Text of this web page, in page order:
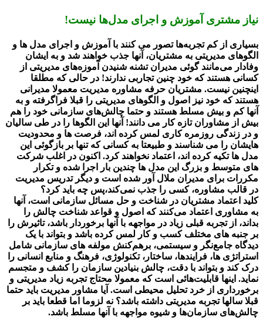
نیاز مشتری آموزش و اجرای مدل‌ها نیست!
بسیاری از کم تجربه‌ها تصور می کنند با آموزش و اجرای مدل ها و
الگوهای مدیریتی به مشتریان، آنها جذب خواهند شد و به ایشان
وفادار می‌مانند گوئی مدیران تشنه شنیدن آموزه‌های مدیریتی از
کسانی هستند که خود چنین تجاربی ندارند!‌ در حالی که مطلقا
اینچنین نیست. مشتریان حرفه مشاوره مدیریت معمولا مدیرانی
هستند که خود نیز اصول و الگوهای مدیریتی را قبلا فراگرفته و به
آنها کم و بیش مسلط هستند و حتما چالش‌های سازمانی خود را هم
بیش از مشاوران تازه کار می دانند! آنها این الگوها را در طی سالیان
و در زندگی روزمره کاری لمس کرده اند، فرصت ها و محدودیت
هایشان را می شناسند و طبیعتا به کسانی که تنها بر بازگوئی این
مدل ها تکیه کرده اند، اعتماد نخواهند کرد. اکنون در اغلب شرکت
های متوسط و بزرگ این مدل ها چندین بار اجرا شده و تکرار
مکررات برای مدیران ملال آور شده است و دیگر تدریس مدیریت
در قالب مشاوره، کسی را جذب نمی‌کند،پس چه باید کرد؟
کلید اعتماد مشتریان در شناخت و حل مسائل سازمانی است، آنها
به مشاوری اعتماد می‌کنند که اصول و قواعد شناخت چالش را
بداند، از تجربه قبلی زیاد در مواجهه با آنها برخوردار باشد، تاثیرش را
بر جنبه های مختلف کسب و کار لمس کرده باشد و بتواند با یک
دیدگاه جامع‌نگر و سیستمی، برهم‌کنش مولفه های سازمانی شامل
استراتژی ها، فرایندها، ساختار، تکنولوژی، فرهنگ و منابع انسانی را
درک کند و بتواند با دقت، چالش بنیادین سازمان را کشف و متجسم
نماید. اینها قابلیت‌هائی است که معمولا محتاج تجربه زیاد مدیریتی و
برخورداری از خرد تحلیل محیطی است. آیا مشاور مدیریت باید حتما
قبلا سالها تجربه مدیریتی داشته باشد؟ نه لزوما اما قطعا باید بر
چالش‌های سازمان‌ها و شیوه مواجهه با آنها مسلط باشد.